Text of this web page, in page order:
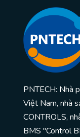
PNTECH: Nhà
Việt Nam, nhà
CONTROLS,
BMS "Control